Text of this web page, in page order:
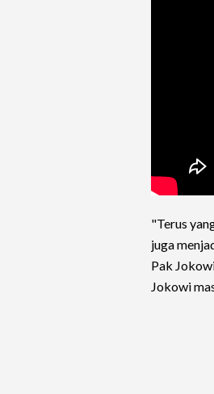
"Terus
juga
Pak
Jokowi